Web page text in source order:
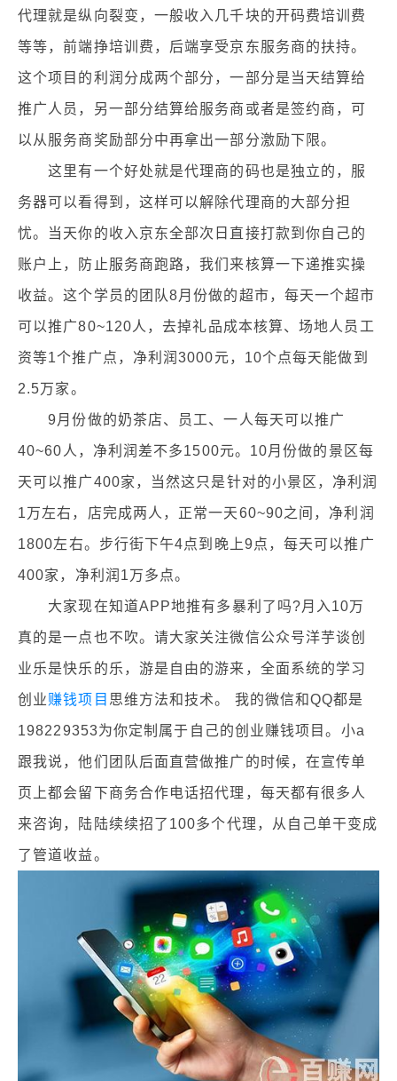
代理就是纵向裂变，一般收入几千块的开码费培训费
等等，前端挣培训费，后端享受京东服务商的扶持。
这个项目的利润分成两个部分，一部分是当天结算给
推广人员，另一部分结算给服务商或者是签约商，可
以从服务商奖励部分中再拿出一部分激励下限。
这里有一个好处就是代理商的码也是独立的，服
务器可以看得到，这样可以解除代理商的大部分担
忧。当天你的收入京东全部次日直接打款到你自己的
账户上，防止服务商跑路，我们来核算一下递推实操
收益。这个学员的团队8月份做的超市，每天一个超市
可以推广80~120人，去掉礼品成本核算、场地人员工
资等1个推广点，净利润3000元，10个点每天能做到
2.5万家。
9月份做的奶茶店、员工、一人每天可以推广
40~60人，净利润差不多1500元。10月份做的景区每
天可以推广400家，当然这只是针对的小景区，净利润
1万左右，店完成两人，正常一天60~90之间，净利润
1800左右。步行街下午4点到晚上9点，每天可以推广
400家，净利润1万多点。
大家现在知道APP地推有多暴利了吗?月入10万
真的是一点也不吹。请大家关注微信公众号洋芋谈创
业乐是快乐的乐，游是自由的游来，全面系统的学习
创业赚钱项目 思维方法和技术。 我的微信和QQ都是
198229353为你定制属于自己的创业赚钱项目。小a
跟我说，他们团队后面直营做推广的时候，在宣传单
页上都会留下商务合作电话招代理，每天都有很多人
来咨询，陆陆续续招了100多个代理，从自己单干变成
了管道收益。